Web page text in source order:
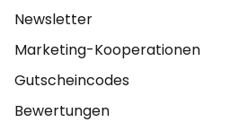
Newsletter
Marketing-Kooperationen
Gutscheincodes
Bewertungen